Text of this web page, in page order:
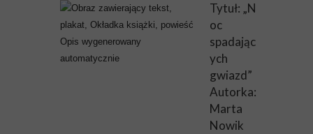
Tytuł: „N
oc
spadając
ych
gwiazd”
Autorka:
Marta
Nowik